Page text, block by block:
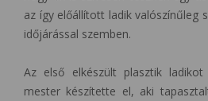
az így előállított ladik valószínűleg
időjárással szemben.
Az első elkészült plasztik
mester készítette el, aki